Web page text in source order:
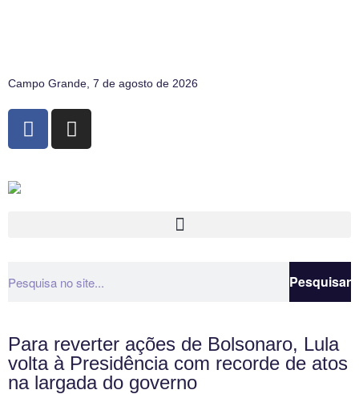
Campo Grande, 7 de agosto de 2026
Pesquisar
Para reverter ações de Bolsonaro, Lula
volta à Presidência com recorde de atos
na largada do governo